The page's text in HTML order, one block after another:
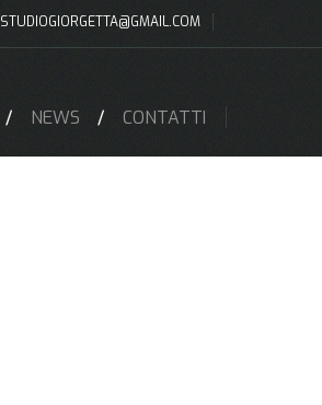
STUDIOGIORGETTA@GMAIL.COM
NEWS CONTATTI